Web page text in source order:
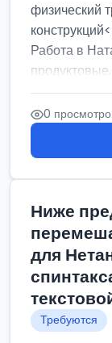
физический
Работа в
0
Ниже
для
Требуются